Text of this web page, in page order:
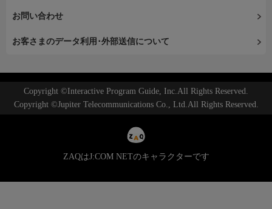
お問い合わせ
お客さまのデータ利用･外部送信について
Copyright ©Interactive Program Guide, Inc.All Rights Reserved.
Copyright ©Jupiter Telecommunications Co., Ltd.All Rights Reserved.
ZAQはJ:COM NETのキャラクターです